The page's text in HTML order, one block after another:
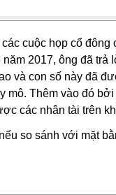
cuộc họp cổ đông
2017, ông đã
và con số này đã
mô. Thêm vào đó
các nhân tài trên
so sánh với mặt